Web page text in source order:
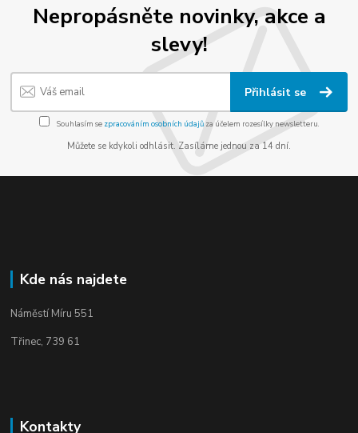
Nepropásněte novinky, akce a
slevy!
Přihlásit se
Souhlasím se zpracováním osobních údajůza účelem rozesílky newsletteru.
Můžete se kdykoli odhlásit. Zasíláme jednou za 14 dní.
Kde nás najdete
Náměstí Míru 551
Třinec, 739 61
Kontakty